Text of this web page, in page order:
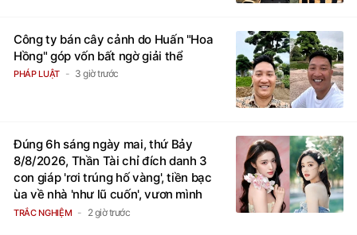
Công ty bán cây cảnh do Huấn "Hoa
Hồng" góp vốn bất ngờ giải thể
PHÁP LUẬT 3 giờ trước
Đúng 6h sáng ngày mai, thứ Bảy
8/8/2026, Thần Tài chỉ đích danh 3
con giáp 'rơi trúng hố vàng', tiền bạc
ùa về nhà 'như lũ cuốn', vươn mình
thành đại gia trong phút chốc
TRẮC NGHIỆM 2 giờ trước